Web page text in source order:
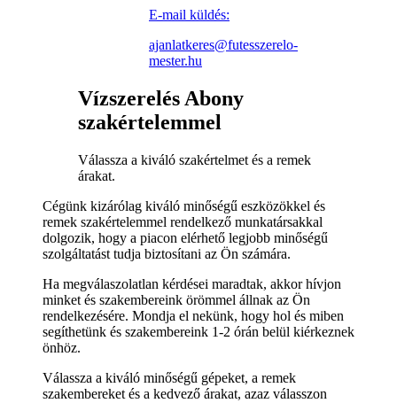
E-mail küldés:
ajanlatkeres@futesszerelo-
mester.hu
Vízszerelés Abony
szakértelemmel
Válassza a kiváló szakértelmet és a remek
árakat.
Cégünk kizárólag kiváló minőségű eszközökkel és
remek szakértelemmel rendelkező munkatársakkal
dolgozik, hogy a piacon elérhető legjobb minőségű
szolgáltatást tudja biztosítani az Ön számára.
Ha megválaszolatlan kérdései maradtak, akkor hívjon
minket és szakembereink örömmel állnak az Ön
rendelkezésére. Mondja el nekünk, hogy hol és miben
segíthetünk és szakembereink 1-2 órán belül kiérkeznek
önhöz.
Válassza a kiváló minőségű gépeket, a remek
szakembereket és a kedvező árakat, azaz válasszon